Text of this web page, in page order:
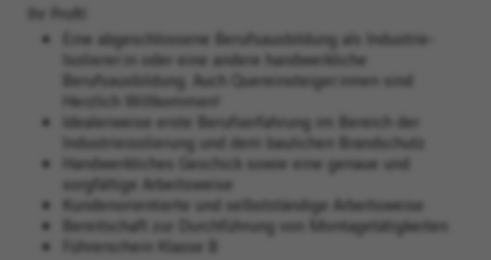
Ihr Profil
Eine abgeschlossene Berufsausbildung als Industrie-
Isolierer:in oder eine andere handwerkliche
Berufsausbildung. Auch Quereinsteiger:innen sind
Herzlich Willkommen!
Idealerweise erste Berufserfahrung im Bereich der
Industrieisolierung und dem baulichen Brandschutz
Handwerkliches Geschick sowie eine genaue und
sorgfältige Arbeitsweise
Kundenorientierte und selbstständige Arbeitsweise
Bereitschaft zur Durchführung von Montagetätigkeiten
Führerschein Klasse B